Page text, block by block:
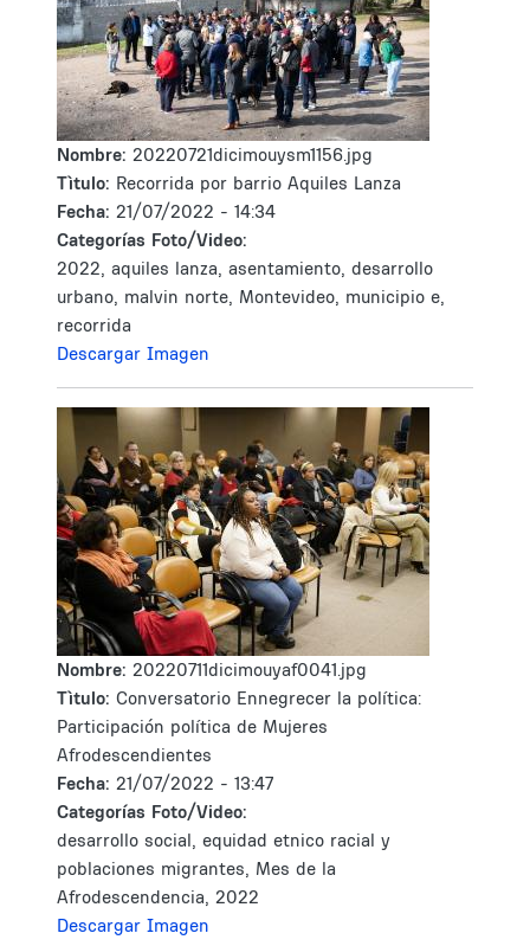
Nombre: 20220721dicimouysm1156.jpg
Tìtulo: Recorrida por barrio Aquiles Lanza
Fecha: 21/07/2022 - 14:34
Categorías Foto/Video:
2022, aquiles lanza, asentamiento, desarrollo
urbano, malvin norte, Montevideo, municipio e,
recorrida
Descargar Imagen
Nombre: 20220711dicimouyaf0041.jpg
Tìtulo: Conversatorio Ennegrecer la política:
Participación política de Mujeres
Afrodescendientes
Fecha: 21/07/2022 - 13:47
Categorías Foto/Video:
desarrollo social, equidad etnico racial y
poblaciones migrantes, Mes de la
Afrodescendencia, 2022
Descargar Imagen